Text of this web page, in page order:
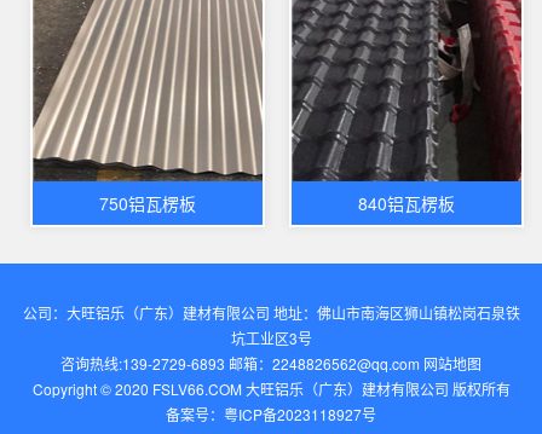
750铝瓦楞板 840铝瓦楞板
公司：大旺铝乐（广东）建材有限公司 地址：佛山市南海区狮山镇松岗石泉铁
坑工业区3号
咨询热线:139-2729-6893 邮箱：2248826562@qq.com‬ 网站地图
Copyright © 2020 FSLV66.COM 大旺铝乐（广东）建材有限公司 版权所有
备案号： 粤ICP备2023118927号